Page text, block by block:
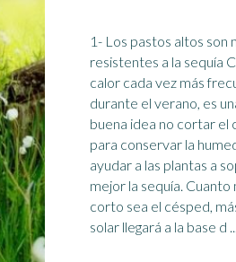
1- Los pastos altos son
resistentes a la sequía
calor cada vez más
durante el verano, es
buena idea no cortar el
para conservar la
ayudar a las plantas a
mejor la sequía. Cuanto más
corto sea el césped,
solar llegará a la base d ...